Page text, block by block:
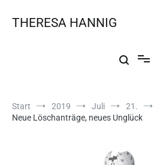
THERESA HANNIG
Start 2019 Juli
21.
Neue Löschanträge, neues Unglück